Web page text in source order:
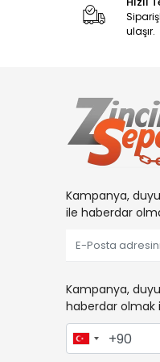
ulaşır.
Kampanya,
ile haberdar
Kampanya,
haberdar olmak